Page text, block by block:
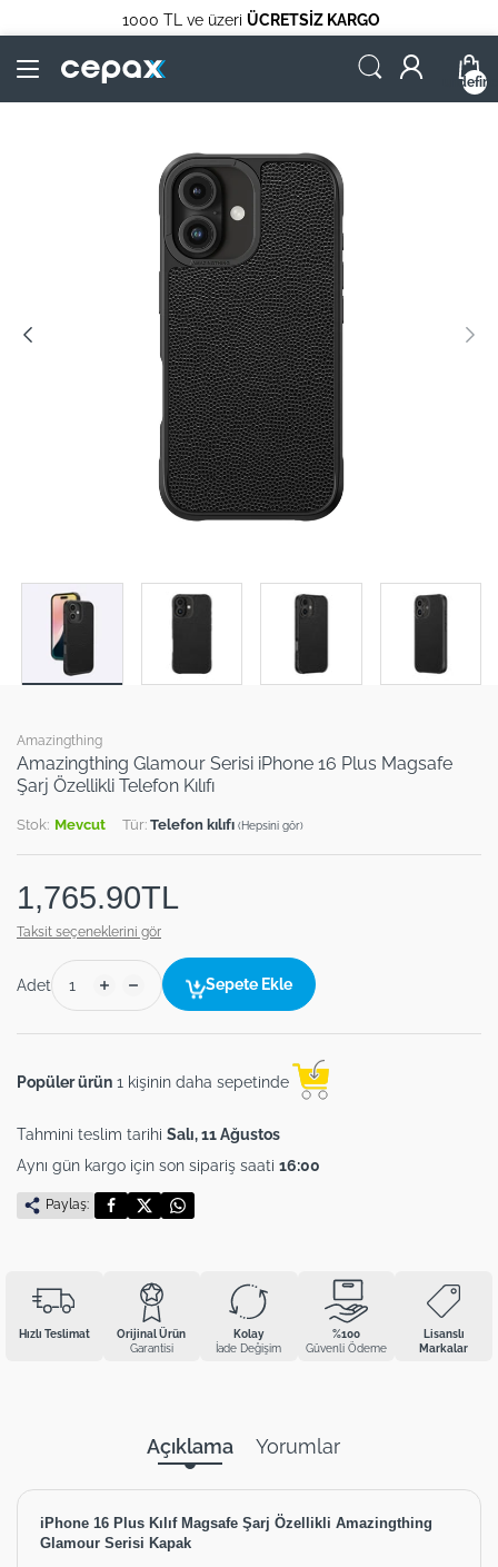
1000 TL ve üzeri ÜCRETSİZ KARGO
Amazingthing
Amazingthing Glamour Serisi iPhone 16 Plus Magsafe
Şarj Özellikli Telefon Kılıfı
Stok: Mevcut Tür: Telefon kılıfı (Hepsini gör)
1,765.90TL
Taksit seçeneklerini gör
Adet Sepete Ekle
Popüler ürün 1 kişinin daha sepetinde
Tahmini teslim tarihi Salı, 11 Ağustos
Aynı gün kargo için son sipariş saati 16:00
Paylaş:
Hızlı Teslimat
Orijinal Ürün
Garantisi
Kolay
İade Değişim
%100
Güvenli Ödeme
Lisanslı
Markalar
Açıklama Yorumlar
iPhone 16 Plus Kılıf Magsafe Şarj Özellikli Amazingthing
Glamour Serisi Kapak